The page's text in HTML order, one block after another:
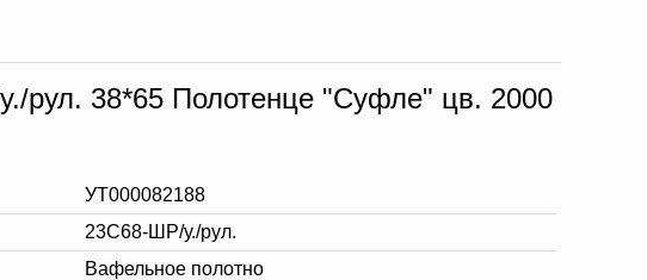
рул. 38*65 Полотенце "Суфле" цв. 2000
УТ000082188
23С68-ШР/у./рул.
Вафельное полотно